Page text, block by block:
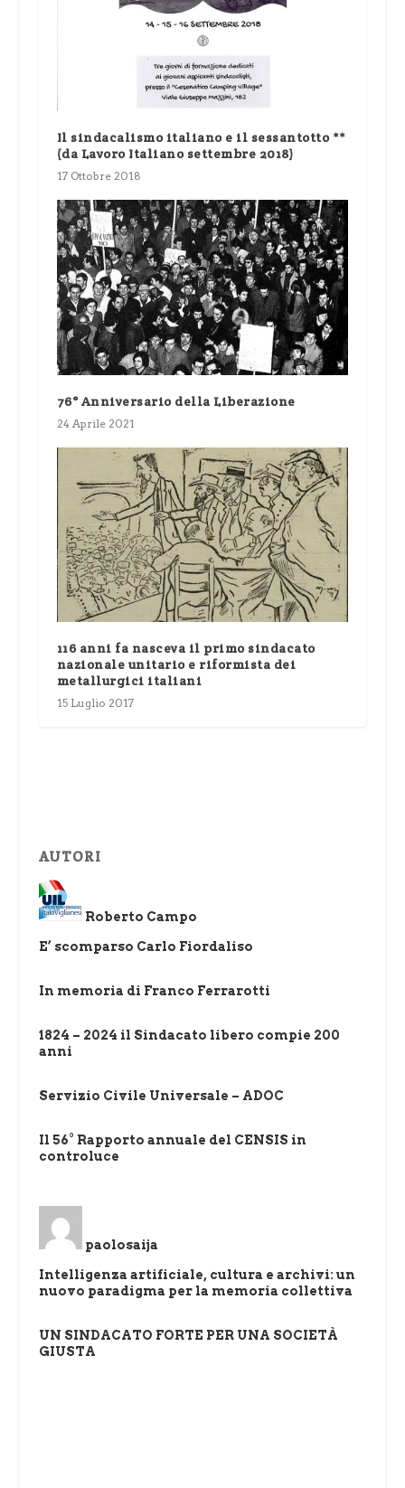
Il sindacalismo italiano e il sessantotto **
(da Lavoro Italiano settembre 2018)
17 Ottobre 2018
76° Anniversario della Liberazione
24 Aprile 2021
116 anni fa nasceva il primo sindacato
nazionale unitario e riformista dei
metallurgici italiani
15 Luglio 2017
AUTORI
Roberto Campo
E’ scomparso Carlo Fiordaliso
In memoria di Franco Ferrarotti
1824 – 2024 il Sindacato libero compie 200
anni
Servizio Civile Universale – ADOC
Il 56° Rapporto annuale del CENSIS in
controluce
paolosaija
Intelligenza artificiale, cultura e archivi: un
nuovo paradigma per la memoria collettiva
UN SINDACATO FORTE PER UNA SOCIETÀ
GIUSTA